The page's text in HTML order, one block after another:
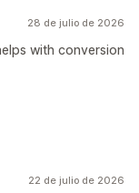
28 de julio de 2026
with conversion
22 de julio de 2026